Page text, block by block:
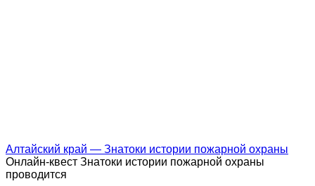
Алтайский край — Знатоки истории пожарной охраны
Онлайн-квест Знатоки истории пожарной охраны
проводится